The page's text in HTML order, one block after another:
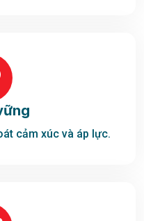
cảm xúc và áp lực.